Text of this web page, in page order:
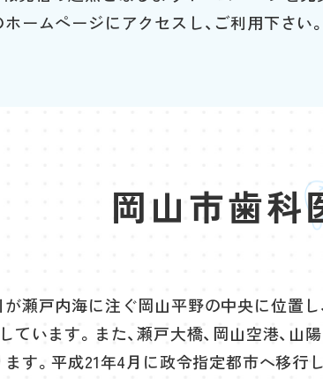
ームページにアクセスし、ご利用下さい。
岡山市歯科
瀬戸内海に注ぐ岡山平野の中央に位置
ています。また、瀬戸大橋、岡山空港、
す。平成21年4月に政令指定都市へ移行